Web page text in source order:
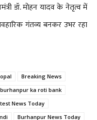
डॉ. मोहन यादव के नेतृत्व में
गंतव्य बनकर उभर रहा
Breaking News
burhanpur ka roti bank
News Today
Burhanpur News Today